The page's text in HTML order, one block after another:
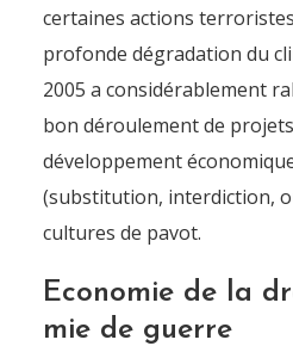
certaines actions
profonde dégradation du
2005 a considérablement
bon déroulement de
développement
(substitution, interdiction,
cultures de pavot.
Economie de la
mie de guerre